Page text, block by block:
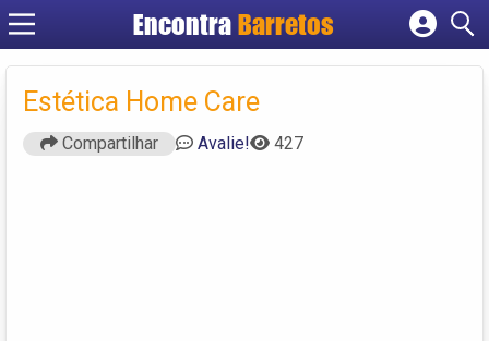
Encontra Barretos
Cadastrar empresa
Criar conta
Estética Home Care
Compartilhar Avalie! 427